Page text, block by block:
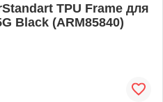
TPU Frame для
Black (ARM85840)